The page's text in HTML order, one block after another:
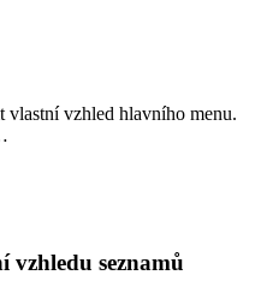
vzhled hlavního menu.
vzhledu seznamů